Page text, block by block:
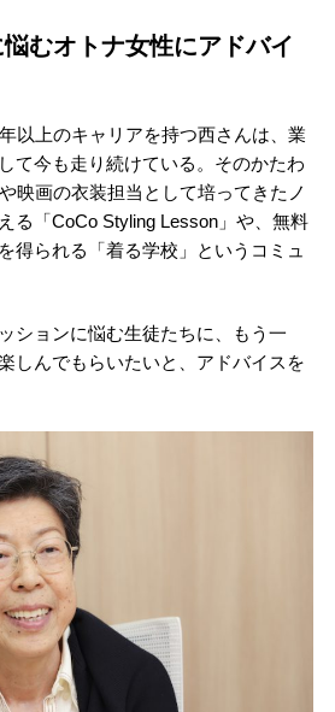
むオトナ女性にアドバイ
以上のキャリアを持つ西さんは、業
て今も走り続けている。そのかたわ
映画の衣装担当として培ってきたノ
る「CoCo Styling Lesson」や、無料
得られる「着る学校」というコミュ
ションに悩む生徒たちに、もう一
しんでもらいたいと、アドバイスを